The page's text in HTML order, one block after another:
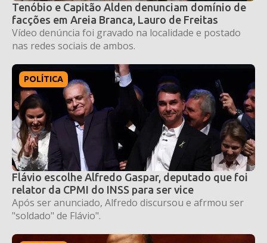
Tenóbio e Capitão Alden denunciam domínio de
facções em Areia Branca, Lauro de Freitas
Vídeo denúncia foi gravado na localidade e postado
nas redes sociais de ambos.
POLÍTICA
Flávio escolhe Alfredo Gaspar, deputado que foi
relator da CPMI do INSS para ser vice
Após ser anunciado, Alfredo discursou e afrmou ser
"soldado" de Flávio".